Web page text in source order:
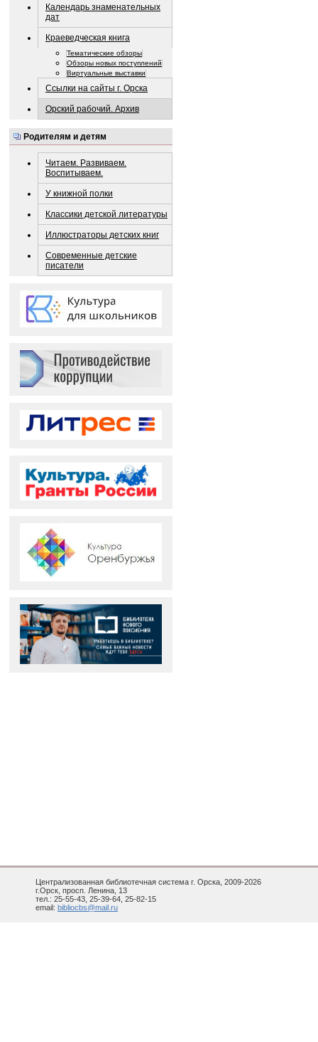
Календарь знаменательных
дат
Краеведческая книга
Тематические обзоры
Обзоры новых поступлений
Виртуальные выставки
Ссылки на сайты г. Орска
Орский рабочий. Архив
Родителям и детям
Читаем. Развиваем.
Воспитываем.
У книжной полки
Классики детской литературы
Иллюстраторы детских книг
Современные детские
писатели
Централизованная библиотечная система г. Орска, 2009-2026
г.Орск, просп. Ленина, 13
тел.: 25-55-43, 25-39-64, 25-82-15
email: bibliocbs@mail.ru